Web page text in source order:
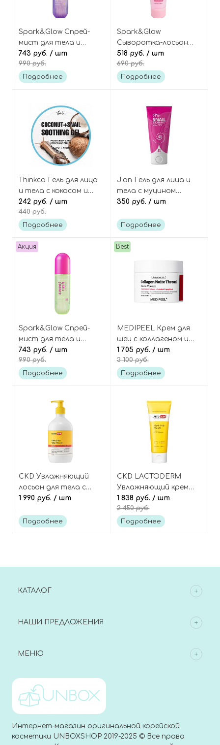
Spark&Glow Спрей-
мист для тела и
волос с ароматом
соленой карамели,
Sweet Rush Purple
743 руб. / шт
990 руб.
Подробнее
Spark&Glow
Сыворотка-лосьон
для тела с ароматом
сладкой гуавы, Body
Lotion&Serum Sweet
518 руб. / шт
690 руб.
Подробнее
Thinkco Гель для лица
и тела с кокосом и
муцином улитки
Coconut+Snail
Soothing Gel
242 руб. / шт
440 руб.
Подробнее
J:on Гель для лица и
тела с муцином
улитки 98% Snail
face&body
350 руб. / шт
Подробнее
Акция
Spark&Glow Спрей-
мист для тела и
волос с экзотическим
ароматом, Sweet Rush
Velvet Haze Body Mist
743 руб. / шт
990 руб.
Подробнее
Best
MEDIPEEL Крем для
шеи с коллагеном и
пептидами (новая
версия 3.0), Premium 3.0
Collagen Naite Thread
1 705 руб. / шт
3 100 руб.
Подробнее
CKD Увлажняющий
лосьон для тела с
пробиотиками и
Lactoderm Beneficial
1 990 руб. / шт
Подробнее
CKD LACTODERM
Увлажняющий крем
для всей семьи с
пробиотиками,
Beneficial Moisturizing
1 838 руб. / шт
2 450 руб.
Подробнее
КАТАЛОГ
НАШИ ПРЕДЛОЖЕНИЯ
МЕНЮ
Интернет-магазин оригинальной корейской
косметики UNBOXSHOP 2019-2025 © Все права